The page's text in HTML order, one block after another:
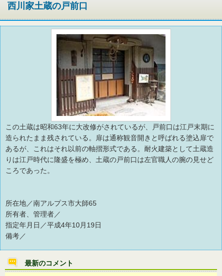
西川家土蔵の戸前口
この土蔵は昭和63年に大改修がされているが、戸前口は江戸末期に
造られたまま残されている。扉は通称観音開きと呼ばれる塗込扉で
あるが、これはそれ以前の軸摺形式である。耐火建築として土蔵造
りは江戸時代に隆盛を極め、土蔵の戸前口は左官職人の腕の見せど
ころであった。
所在地／南アルプス市大師65
所有者、管理者／
指定年月日／平成4年10月19日
備考／
最新のコメント